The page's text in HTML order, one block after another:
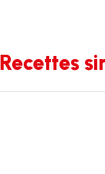
Recettes